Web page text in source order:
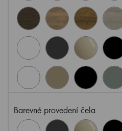
Barevné provedení čela